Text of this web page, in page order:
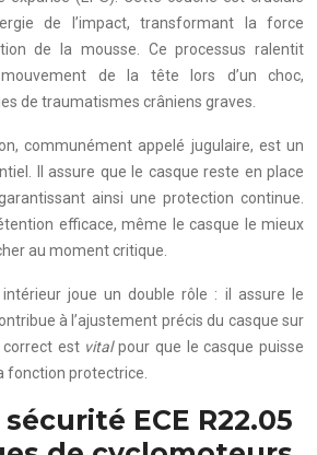
de l’impact, transformant la force
de la mousse. Ce processus ralentit
de la tête lors d’un choc,
de traumatismes crâniens graves.
communément appelé jugulaire, est un
Il assure que le casque reste en place
ainsi une protection continue.
efficace, même le casque le mieux
au moment critique.
joue un double rôle : il assure le
à l’ajustement précis du casque sur
est vitalpour que le casque puisse
fonction protectrice.
ECE R22.05